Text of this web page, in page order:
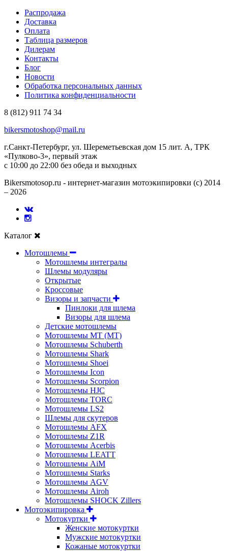
Распродажа
Доставка
Оплата
Таблица размеров
Дилерам
Контакты
Блог
Новости
Обработка персональных данных
Политика конфиденциальности
8 (812) 911 74 34
bikersmotoshop@mail.ru
г.Санкт-Петербург, ул. Шереметьевская дом 15 лит. А, ТРК
«Пулково-3», первый этаж
с 10:00 до 22:00 без обеда и выходных
Bikersmotosop.ru - интернет-магазин мотоэкипировки (c) 2014
– 2026
Каталог
Мотошлемы
Мотошлемы интегралы
Шлемы модуляры
Открытые
Кросcовые
Визоры и запчасти
Пинлоки для шлема
Визоры для шлема
Детские мотошлемы
Мотошлемы MT (МТ)
Мотошлемы Schuberth
Мотошлемы Shark
Мотошлемы Shoei
Мотошлемы Icon
Мотошлемы Scorpion
Мотошлемы HJC
Мотошлемы TORC
Мотошлемы LS2
Шлемы для скутеров
Мотошлемы AFX
Мотошлемы Z1R
Мотошлемы Acerbis
Мотошлемы LEATT
Мотошлемы AiM
Мотошлемы Starks
Мотошлемы AGV
Мотошлемы Airoh
Мотошлемы SHOCK Zillers
Мотоэкипировка
Мотокуртки
Женские мотокуртки
Мужские мотокуртки
Кожаные мотокуртки